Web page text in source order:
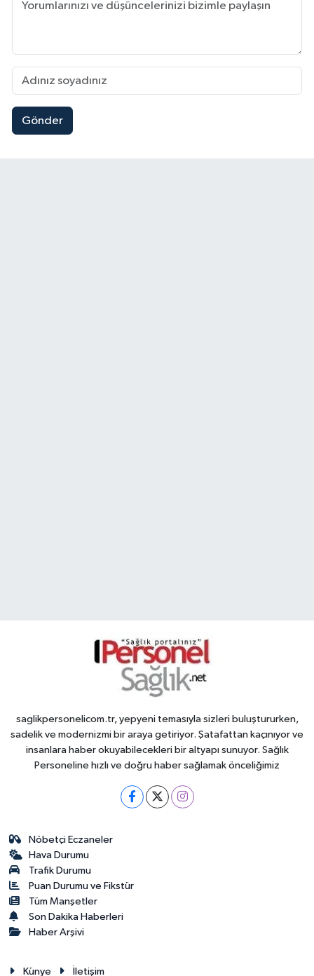
Gönder
saglikpersonelicom.tr, yepyeni temasıyla sizleri buluştururken,
sadelik ve modernizmi bir araya getiriyor. Şatafattan kaçınıyor ve
insanlara haber okuyabilecekleri bir altyapı sunuyor. Sağlık
Personeline hızlı ve doğru haber sağlamak önceliğimiz
Nöbetçi Eczaneler
Hava Durumu
Trafik Durumu
Puan Durumu ve Fikstür
Tüm Manşetler
Son Dakika Haberleri
Haber Arşivi
Künye İletişim